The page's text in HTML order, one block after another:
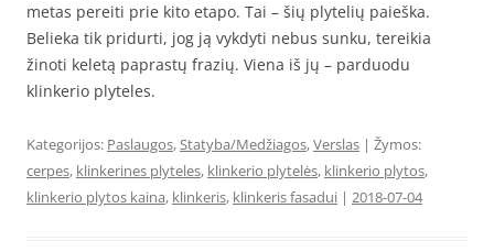
metas pereiti prie kito etapo. Tai – šių plytelių paieška.
Belieka tik pridurti, jog ją vykdyti nebus sunku, tereikia
žinoti keletą paprastų frazių. Viena iš jų – parduodu
klinkerio plyteles.
Kategorijos: Paslaugos,Statyba/Medžiagos,Verslas | Žymos:
cerpes, klinkerines plyteles, klinkerio plytelės, klinkerio plytos,
klinkerio plytos kaina, klinkeris, klinkeris fasadui | 2018-07-04